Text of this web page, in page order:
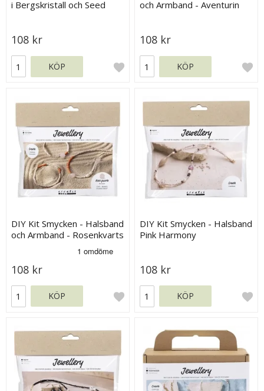
i Bergskristall och Seed
108 kr
KÖP
och Armband - Aventurin
108 kr
KÖP
DIY Kit Smycken - Halsband
och Armband - Rosenkvarts
108 kr
KÖP
DIY Kit Smycken - Halsband
Pink Harmony
108 kr
KÖP